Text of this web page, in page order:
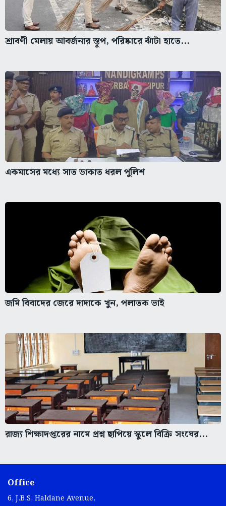
শ্রাবণী মেলায় আবর্জনার স্তূপ, পরিষ্কারে ঝাঁটা হাতে...
একমাসের মধ্যে সাত ডাকাত ধরল পুলিশ
জমি বিবাদের জেরে দাদাকে খুন, পলাতক ভাই
রাজ্য শিক্ষাদপ্তরের নামে প্রশ্ন ছাপিয়ে স্কুলে বিক্রি সংঘের...
Office
6, J.B.S. Haldane Avenue,